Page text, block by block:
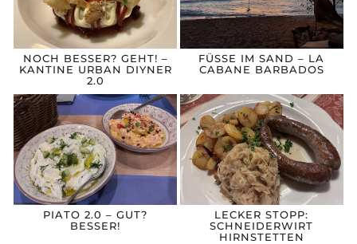
NOCH BESSER? GEHT! –
KANTINE URBAN DIYNER
2.0
FÜSSE IM SAND – LA C
ABANE BARBADOS
PIATO 2.0 – GUT?
BESSER!
LECKER STOPP:
SCHNEIDERWIRT
HIRNSTETTEN